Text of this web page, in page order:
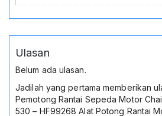
Ulasan
Belum ada ulasan.
Jadilah yang pertama memberikan
Pemotong Rantai Sepeda Motor
530 – HF99268 Alat Potong Rantai